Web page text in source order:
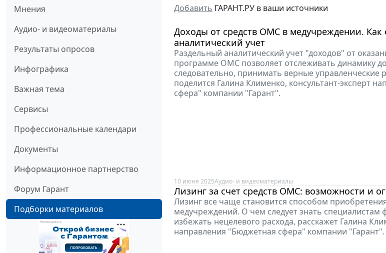
Мнения
Аудио- и видеоматериалы
Результаты опросов
Инфографика
Важная тема
Сервисы
Профессиональные календари
Документы
Информационное партнерство
Форум Гарант
Подборки материалов
Добавить ГАРАНТ.РУ в ваши источники
Доходы от средств ОМС в медучреждении. Как
аналитический учет
Раздельный аналитический учет "доходов" от
программе ОМС позволяет отслеживать динамику
следовательно, принимать верные
поделится Галина Клименко, консультант-эксперт
сфера" компании "Гарант".
10 июня 2025Аудио- и видеоматериалы
Лизинг за счет средств ОМС: возможности и
Лизинг все чаще становится способом
медучреждений. О чем следует знать
избежать нецелевого расхода, расскажет Галина
направления "Бюджетная сфера" компании "Гарант".